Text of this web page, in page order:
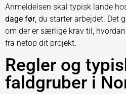
Anmeldelsen skal typisk lande
dage før, du starter arbejdet. Det
om der er særlige krav til,
fra netop dit projekt.
Regler og
faldgruber i